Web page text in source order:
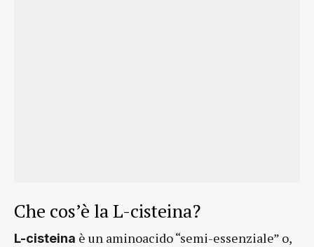
Che cos’è la L-cisteina?
L-cisteina è un aminoacido “semi-essenziale” o,